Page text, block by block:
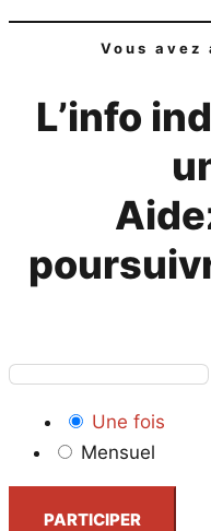
Vous
L’info
Une fois
Mensuel
PARTICIPER